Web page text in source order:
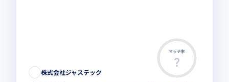
マッチ率
株式会社ジャステック